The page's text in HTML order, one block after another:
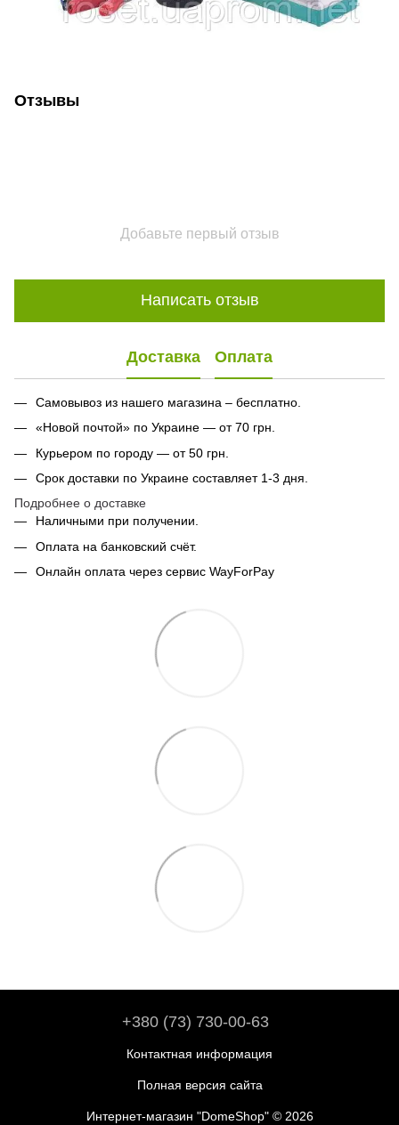
Отзывы
Добавьте первый отзыв
Написать отзыв
Доставка Оплата
Самовывоз из нашего магазина – бесплатно.
«Новой почтой» по Украине — от 70 грн.
Курьером по городу — от 50 грн.
Срок доставки по Украине составляет 1-3 дня.
Подробнее о доставке
Наличными при получении.
Оплата на банковский счёт.
Онлайн оплата через сервис WayForPay
+380 (73) 730-00-63
Контактная информация
Полная версия сайта
Интернет-магазин "DomeShop" © 2026